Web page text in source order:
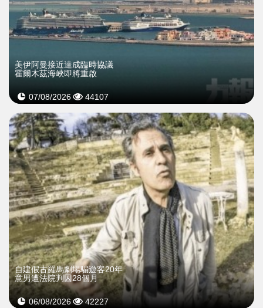
美伊阿曼接近達成臨時協議
霍爾木茲海峽即將重啟
07/08/2026 44107
自建假古羅馬劇場騙遊客20年
意男遭法院判囚28個月
06/08/2026 42227